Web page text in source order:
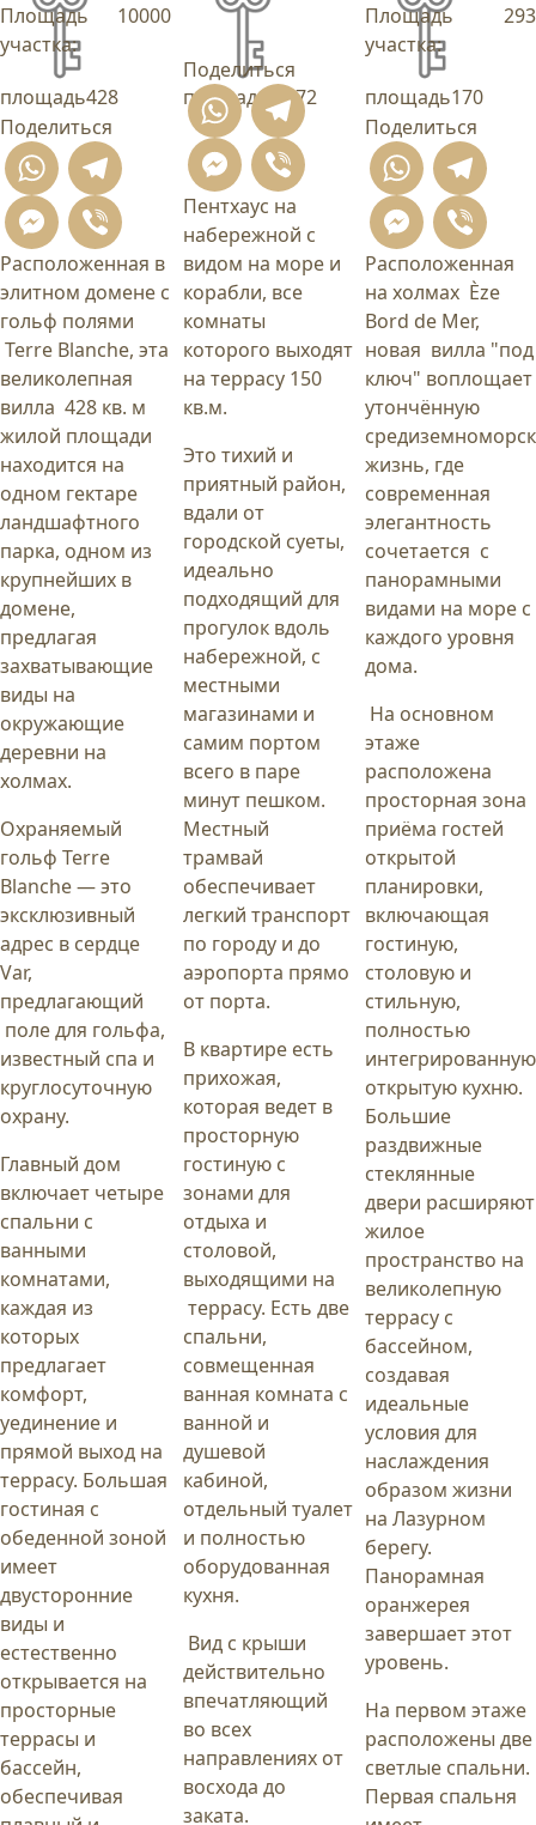
площадь428
Площадь
участка:
10000
Поделиться
WhatsApp
Telegram
Messenger
Viber
Расположенная в
элитном домене с
гольф полями
Terre Blanche, эта
великолепная
вилла 428 кв. м
жилой площади
находится на
одном гектаре
ландшафтного
парка, одном из
крупнейших в
домене,
предлагая
захватывающие
виды на
окружающие
деревни на
холмах.
Охраняемый
гольф Terre
Blanche — это
эксклюзивный
адрес в сердце
Var,
предлагающий
поле для гольфа,
известный спа и
круглосуточную
охрану.
Главный дом
включает четыре
спальни с
ванными
комнатами,
каждая из
которых
предлагает
комфорт,
уединение и
прямой выход на
террасу. Большая
гостиная с
обеденной зоной
имеет
двусторонние
виды и
естественно
открывается на
просторные
террасы и
бассейн,
обеспечивая
площадь 74.72
Поделиться
WhatsApp
Telegram
Messenger
Viber
Пентхаус на
набережной с
видом на море и
корабли, все
комнаты
которого выходят
на террасу 150
кв.м.
Это тихий и
приятный район,
вдали от
городской суеты,
идеально
подходящий для
прогулок вдоль
набережной, с
местными
магазинами и
самим портом
всего в паре
минут пешком.
Местный
трамвай
обеспечивает
легкий транспорт
по городу и до
аэропорта прямо
от порта.
В квартире есть
прихожая,
которая ведет в
просторную
гостиную с
зонами для
отдыха и
столовой,
выходящими на
террасу. Есть две
спальни,
совмещенная
ванная комната с
ванной и
душевой
кабиной,
отдельный туалет
и полностью
оборудованная
кухня.
Вид с крыши
действительно
впечатляющий
во всех
направлениях от
восхода до
заката.
площадь170
Площадь
участка:
293
Поделиться
Расположенная
на холмах Èze
Bord de Mer,
новая вилла "под
ключ" воплощает
утончённую
жизнь, где
современная
элегантность
сочетается с
панорамными
видами на море с
каждого уровня
дома.
На основном
этаже
расположена
просторная зона
приёма гостей
открытой
планировки,
включающая
гостиную,
столовую и
стильную,
полностью
интегрированную
открытую кухню.
Большие
раздвижные
стеклянные
двери расширяют
жилое
пространство на
великолепную
террасу с
бассейном,
создавая
идеальные
условия для
наслаждения
образом жизни
на Лазурном
берегу.
Панорамная
оранжерея
завершает этот
уровень.
На первом этаже
расположены две
светлые спальни.
Первая спальня